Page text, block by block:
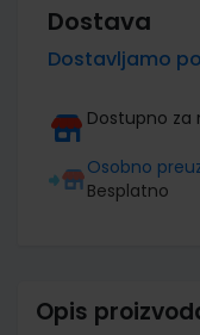
Dostava
Dostavljamo
Dostupno za
Osobno
Besplatno
Opis